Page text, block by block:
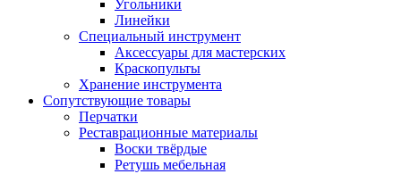
Угольники
Линейки
Специальный инструмент
Аксессуары для мастерских
Краскопульты
Хранение инструмента
Сопутствующие товары
Перчатки
Реставрационные материалы
Воски твёрдые
Ретушь мебельная